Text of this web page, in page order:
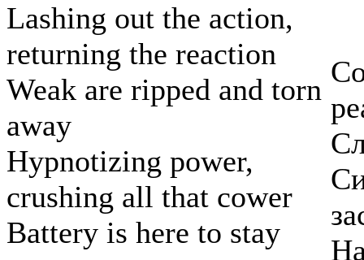
Lashing out the action,
returning the reaction
Weak are ripped and torn
away
Hypnotizing power,
crushing all that cower
Battery is here to stay